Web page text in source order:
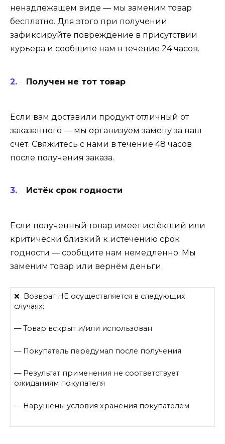
ненадлежащем виде — мы заменим товар
бесплатно. Для этого при получении
зафиксируйте повреждение в присутствии
курьера и сообщите нам в течение 24 часов.
Получен не тот товар
Если вам доставили продукт отличный от
заказанного — мы организуем замену за наш
счёт. Свяжитесь с нами в течение 48 часов
после получения заказа.
Истёк срок годности
Если полученный товар имеет истёкший или
критически близкий к истечению срок
годности — сообщите нам немедленно. Мы
заменим товар или вернём деньги.
❌ Возврат НЕ осуществляется в следующих
случаях:
— Товар вскрыт и/или использован
— Покупатель передумал после получения
— Результат применения не соответствует
ожиданиям покупателя
— Нарушены условия хранения покупателем